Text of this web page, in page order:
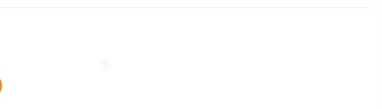
Dukung
Pangan